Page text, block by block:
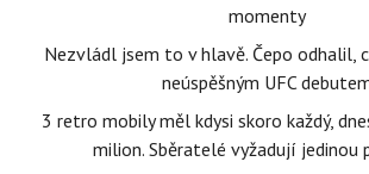
momenty
Nezvládl jsem to v hlavě. Čepo odhalil,
neúspěšným UFC
3 retro mobily měl kdysi skoro každý,
milion. Sběratelé vyžadují jedinou